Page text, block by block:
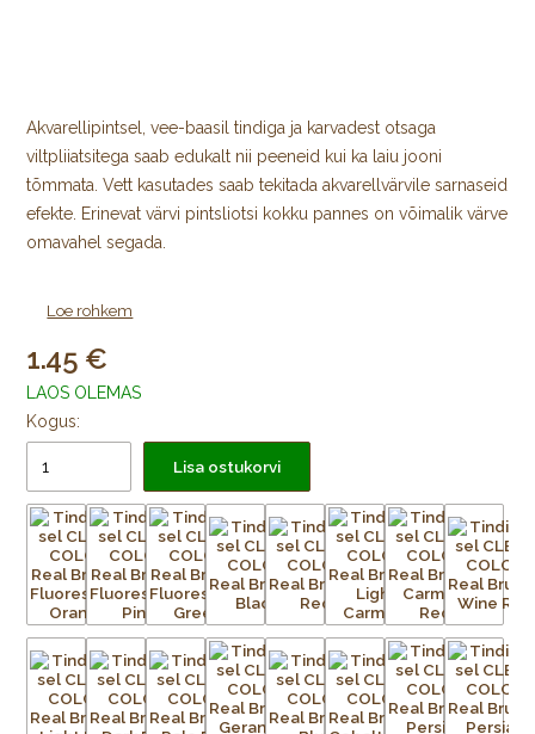
Akvarellipintsel, vee-baasil tindiga ja karvadest otsaga
viltpliiatsitega saab edukalt nii peeneid kui ka laiu jooni
tõmmata. Vett kasutades saab tekitada akvarellvärvile sarnaseid
efekte. Erinevat värvi pintsliotsi kokku pannes on võimalik värve
omavahel segada.
Kuidas kasutada tindipintslit CLEAN COLOR
Loe rohkem
1.45
LAOS OLEMAS
Kogus:
Lisa ostukorvi